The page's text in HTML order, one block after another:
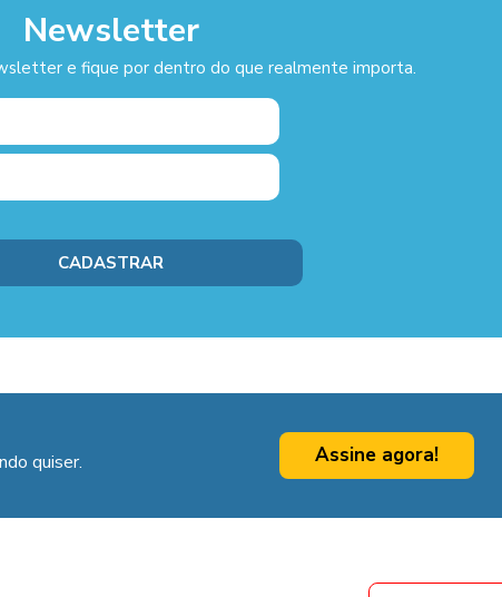
Newsletter
e fique por dentro do que realmente importa.
quiser. Assine agora!